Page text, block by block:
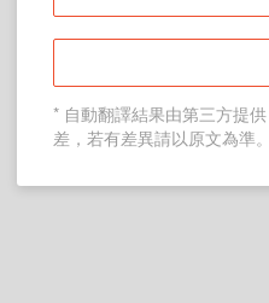
* 自動翻譯結果由第三方提
差，若有差異請以原文為準。